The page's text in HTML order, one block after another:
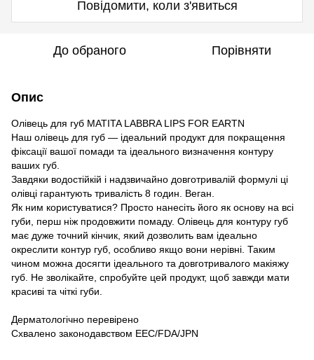
Повідомити, коли з'явиться
До обраного Порівняти
Опис
Олівець для губ MATITA LABBRA LIPS FOR EARTN
Наш олівець для губ — ідеальний продукт для покращення
фіксації вашої помади та ідеального визначення контуру
ваших губ.
Завдяки водостійкій і надзвичайно довготривалій формулі ці
олівці гарантують тривалість 8 годин. Веган.
Як ним користуватися? Просто нанесіть його як основу на всі
губи, перш ніж продовжити помаду. Олівець для контуру губ
має дуже точний кінчик, який дозволить вам ідеально
окреслити контур губ, особливо якщо вони нерівні. Таким
чином можна досягти ідеального та довготривалого макіяжу
губ. Не зволікайте, спробуйте цей продукт, щоб завжди мати
красиві та чіткі губи.
Дерматологічно перевірено
Схвалено законодавством EEC/FDA/JPN